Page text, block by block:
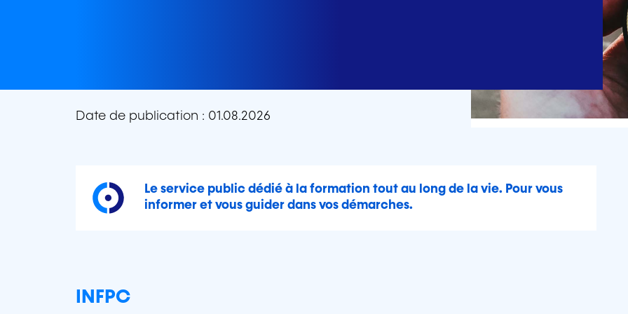
Date de publication : 01.08.2026
Le service public dédié à la formation tout au long de la vie. Pour vous
informer et vous guider dans vos démarches.
INFPC